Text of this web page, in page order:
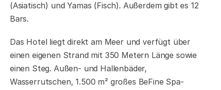
(Asiatisch) und Yamas (Fisch). Außerdem gibt es 12
Bars.
Das Hotel liegt direkt am Meer und verfügt über
einen eigenen Strand mit 350 Metern Länge sowie
einen Steg. Außen- und Hallenbäder,
Wasserrutschen, 1.500 m² großes BeFine Spa-